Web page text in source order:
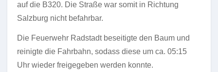
auf die B320. Die Straße war somit in Richtung
Salzburg nicht befahrbar.
Die Feuerwehr Radstadt beseitigte den Baum und
reinigte die Fahrbahn, sodass diese um ca. 05:15
Uhr wieder freigegeben werden konnte.